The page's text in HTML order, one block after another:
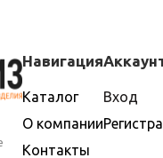
Навигация
Каталог
О компании
Контакты
Вход